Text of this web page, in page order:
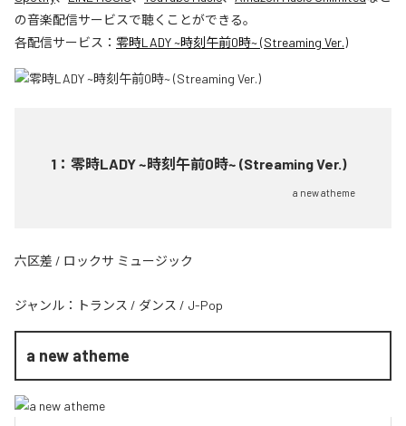
の音楽配信サービスで聴くことができる。
各配信サービス： 零時LADY ~時刻午前0時~ (Streaming Ver.)
1 ： 零時LADY ~時刻午前0時~ (Streaming Ver.)
a new atheme
六区差 / ロックサ ミュージック
ジャンル： トランス / ダンス / J-Pop
a new atheme